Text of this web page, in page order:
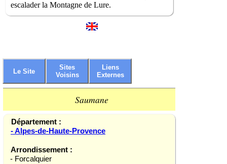
escalader la Montagne de Lure.
Le Site
Sites
Voisins
Liens
Externes
Saumane
Département :
- Alpes-de-Haute-Provence
Arrondissement :
- Forcalquier